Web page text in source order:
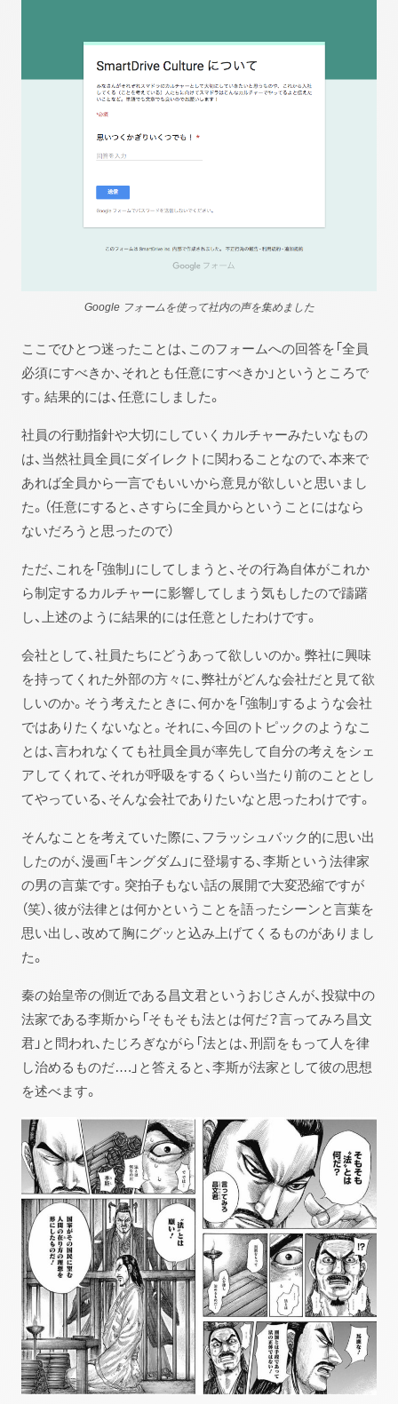
Google フォームを使って社内の声を集めました
ここでひとつ迷ったことは、このフォームへの回答を「全員
必須にすべきか、それとも任意にすべきか」というところで
す。結果的には、任意にしました。
社員の行動指針や大切にしていくカルチャーみたいなもの
は、当然社員全員にダイレクトに関わることなので、本来で
あれば全員から一言でもいいから意見が欲しいと思いまし
た。（任意にすると、さすらに全員からということにはなら
ないだろうと思ったので）
ただ、これを「強制」にしてしまうと、その行為自体がこれか
ら制定するカルチャーに影響してしまう気もしたので躊躇
し、上述のように結果的には任意としたわけです。
会社として、社員たちにどうあって欲しいのか。弊社に興味
を持ってくれた外部の方々に、弊社がどんな会社だと見て欲
しいのか。そう考えたときに、何かを「強制」するような会社
ではありたくないなと。それに、今回のトピックのようなこ
とは、言われなくても社員全員が率先して自分の考えをシェ
アしてくれて、それが呼吸をするくらい当たり前のこととし
てやっている、そんな会社でありたいなと思ったわけです。
そんなことを考えていた際に、フラッシュバック的に思い出
したのが、漫画「キングダム」に登場する、李斯という法律家
の男の言葉です。突拍子もない話の展開で大変恐縮ですが
（笑）、彼が法律とは何かということを語ったシーンと言葉を
思い出し、改めて胸にグッと込み上げてくるものがありまし
た。
秦の始皇帝の側近である昌文君というおじさんが、投獄中の
法家である李斯から「そもそも法とは何だ？言ってみろ昌文
君」と問われ、たじろぎながら「法とは、刑罰をもって人を律
し治めるものだ….」と答えると、李斯が法家として彼の思想
を述べます。